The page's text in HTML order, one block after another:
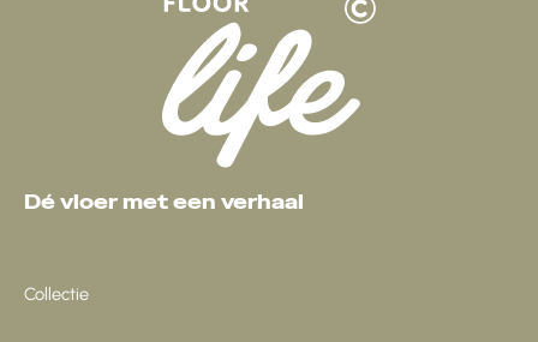
Dé vloer met een verhaal
Collectie